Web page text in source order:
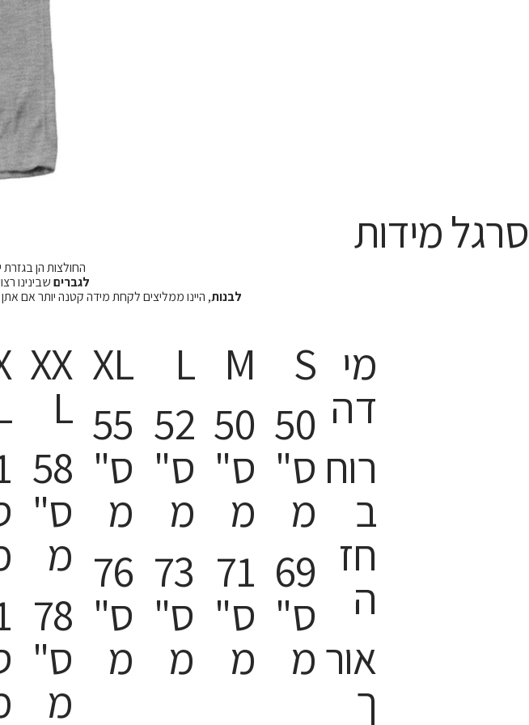
סרגל מידות
החולצות הן בגזרת
לגבריםשבינינו
לבנות, היינו ממליצים לקחת מידה קטנה יותר אם
XX
L
58
ס"
מ
78
ס"
מ
XL
55
ס"
מ
76
ס"
מ
L
52
ס"
מ
73
ס"
מ
M
50
ס"
מ
71
ס"
מ
S
50
ס"
מ
69
ס"
מ
מי
דה
רוח
ב
חז
ה
אור
ך